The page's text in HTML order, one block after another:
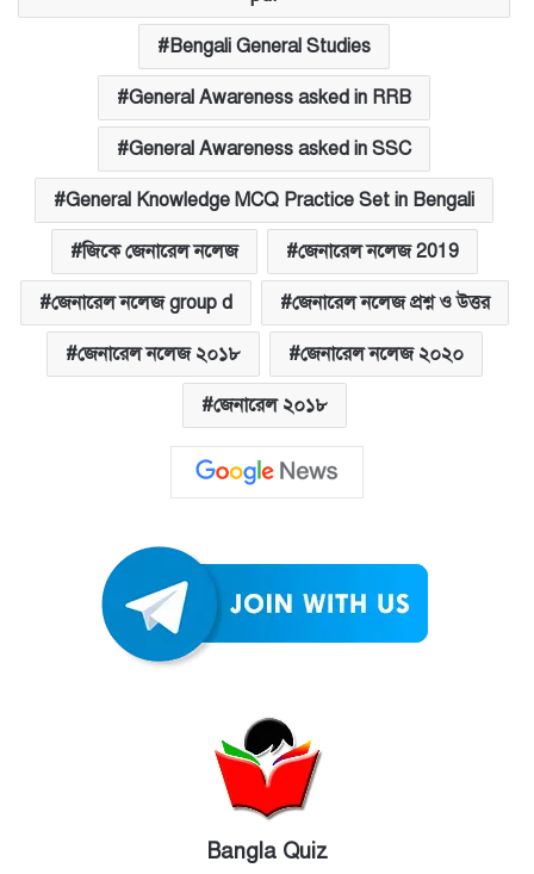
Bengali General Studies
General Awareness asked in RRB
General Awareness asked in SSC
General Knowledge MCQ Practice Set in Bengali
জিকে জেনারেল নলেজ জেনারেল নলেজ 2019
জেনারেল নলেজ group d জেনারেল নলেজ প্রশ্ন ও উত্তর
জেনারেল নলেজ ২০১৮ জেনারেল নলেজ ২০২০
জেনারেল ২০১৮
Bangla Quiz